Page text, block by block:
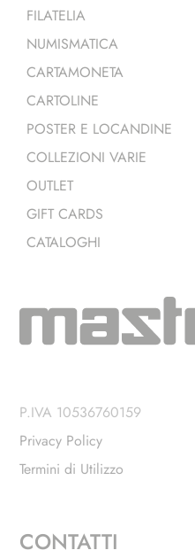
FILATELIA
NUMISMATICA
CARTAMONETA
CARTOLINE
POSTER E LOCANDINE
COLLEZIONI VARIE
OUTLET
GIFT CARDS
CATALOGHI
P.IVA 10536760159
Privacy Policy
Termini di Utilizzo
CONTATTI